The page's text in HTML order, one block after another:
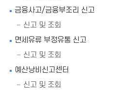
금융사고/금융부조리 신고
신고 및 조회
면세유류 부정유통 신고
신고 및 조회
예산낭비신고센터
신고 및 조회